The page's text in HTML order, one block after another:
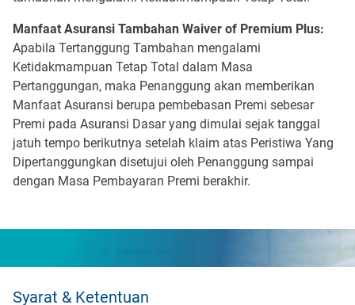
Manfaat Asuransi Tambahan Waiver of Premium Plus:
Apabila Tertanggung Tambahan mengalami
Ketidakmampuan Tetap Total dalam Masa
Pertanggungan, maka Penanggung akan memberikan
Manfaat Asuransi berupa pembebasan Premi sebesar
Premi pada Asuransi Dasar yang dimulai sejak tanggal
jatuh tempo berikutnya setelah klaim atas Peristiwa Yang
Dipertanggungkan disetujui oleh Penanggung sampai
dengan Masa Pembayaran Premi berakhir.
Syarat & Ketentuan